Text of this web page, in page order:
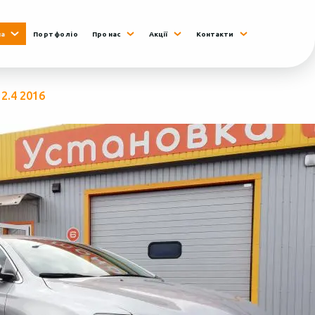
Портфоліо Про нас Акції Контакти
2016